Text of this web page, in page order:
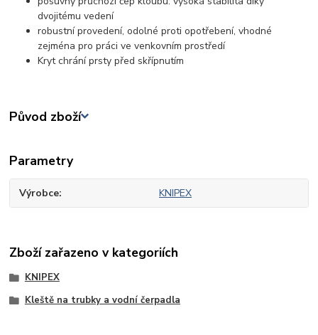
dvojitému vedení
robustní provedení, odolné proti opotřebení, vhodné
zejména pro práci ve venkovním prostředí
Kryt chrání prsty před skřípnutím
Původ zboží
Parametry
Výrobce KNIPEX
Zboží zařazeno v kategoriích
KNIPEX
Kleště na trubky a vodní čerpadla